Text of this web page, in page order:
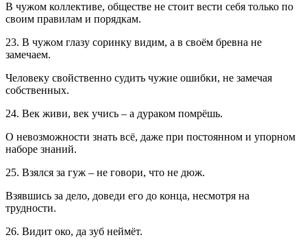
В чужом коллективе, обществе не стоит вести себя только по
своим правилам и порядкам.
23. В чужом глазу соринку видим, а в своём бревна не
замечаем.
Человеку свойственно судить чужие ошибки, не замечая
собственных.
24. Век живи, век учись – а дураком помрёшь.
О невозможности знать всё, даже при постоянном и упорном
наборе знаний.
25. Взялся за гуж – не говори, что не дюж.
Взявшись за дело, доведи его до конца, несмотря на
трудности.
26. Видит око, да зуб неймёт.